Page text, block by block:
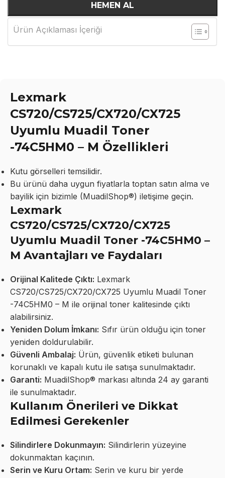
HEMEN AL
Ürün Açıklaması İçeriği
Lexmark
CS720/CS725/CX720/CX725
Uyumlu Muadil Toner
-74C5HM0 – M Özellikleri
Kutu görselleri temsilidir.
Bu ürünü daha uygun fiyatlarla toptan satın alma ve
bayilik için bizimle (MuadilShop®) iletişime geçin.
Lexmark
CS720/CS725/CX720/CX725
Uyumlu Muadil Toner -74C5HM0 –
M Avantajları ve Faydaları
Orijinal Kalitede Çıktı: Lexmark
CS720/CS725/CX720/CX725 Uyumlu Muadil Toner
-74C5HM0 – M ile orijinal toner kalitesinde çıktı
alabilirsiniz.
Yeniden Dolum İmkanı: Sıfır ürün olduğu için toner
yeniden doldurulabilir.
Güvenli Ambalaj: Ürün, güvenlik etiketi bulunan
korunaklı ve kapalı kutu ile satışa sunulmaktadır.
Garanti: MuadilShop® markası altında 24 ay garanti
ile sunulmaktadır.
Kullanım Önerileri ve Dikkat
Edilmesi Gerekenler
Silindirlere Dokunmayın: Silindirlerin yüzeyine
dokunmaktan kaçının.
Serin ve Kuru Ortam: Serin ve kuru bir yerde